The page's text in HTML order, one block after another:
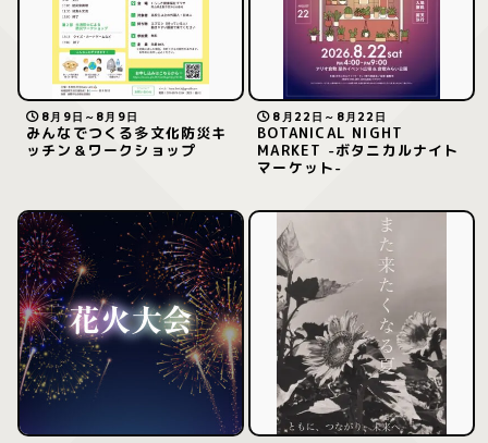
8月9日～8月9日
みんなでつくる多文化防災キ
ッチン＆ワークショップ
8月22日～8月22日
BOTANICAL NIGHT
MARKET -ボタニカルナイト
マーケット-